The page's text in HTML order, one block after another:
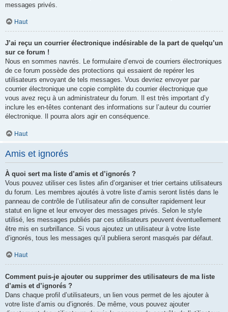
messages privés.
Haut
J’ai reçu un courrier électronique indésirable de la part de quelqu’un
sur ce forum !
Nous en sommes navrés. Le formulaire d’envoi de courriers électroniques
de ce forum possède des protections qui essaient de repérer les
utilisateurs envoyant de tels messages. Vous devriez envoyer par
courrier électronique une copie complète du courrier électronique que
vous avez reçu à un administrateur du forum. Il est très important d’y
inclure les en-têtes contenant des informations sur l’auteur du courrier
électronique. Il pourra alors agir en conséquence.
Haut
Amis et ignorés
À quoi sert ma liste d’amis et d’ignorés ?
Vous pouvez utiliser ces listes afin d’organiser et trier certains utilisateurs
du forum. Les membres ajoutés à votre liste d’amis seront listés dans le
panneau de contrôle de l’utilisateur afin de consulter rapidement leur
statut en ligne et leur envoyer des messages privés. Selon le style
utilisé, les messages publiés par ces utilisateurs peuvent éventuellement
être mis en surbrillance. Si vous ajoutez un utilisateur à votre liste
d’ignorés, tous les messages qu’il publiera seront masqués par défaut.
Haut
Comment puis-je ajouter ou supprimer des utilisateurs de ma liste
d’amis et d’ignorés ?
Dans chaque profil d’utilisateurs, un lien vous permet de les ajouter à
votre liste d’amis ou d’ignorés. De même, vous pouvez ajouter